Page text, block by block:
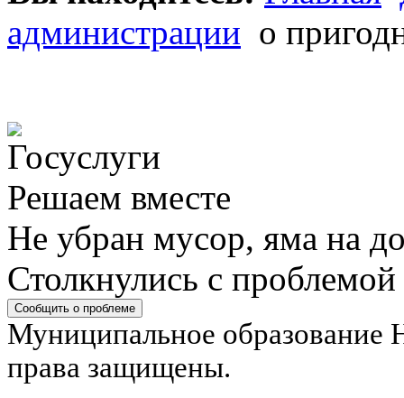
администрации о
Решаем вместе
Не убран мусор, яма на
Столкнулись с
Сообщить о проблеме
Муниципальное образование
права защищены.